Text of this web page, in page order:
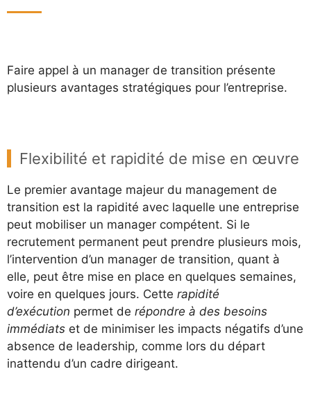
Faire appel à un manager de transition présente
plusieurs avantages stratégiques pour l’entreprise.
Flexibilité et rapidité de mise en œuvre
Le premier avantage majeur du management de
transition est la rapidité avec laquelle une entreprise
peut mobiliser un manager compétent. Si le
recrutement permanent peut prendre plusieurs mois,
l’intervention d’un manager de transition, quant à
elle, peut être mise en place en quelques semaines,
voire en quelques jours. Cette rapidité
d’exécution permet de répondre à des besoins
immédiats et de minimiser les impacts négatifs d’une
absence de leadership, comme lors du départ
inattendu d’un cadre dirigeant.